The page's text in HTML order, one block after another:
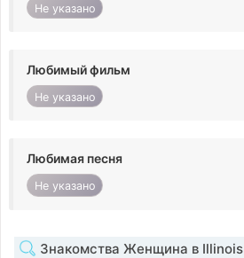
Не указано
Любимый фильм
Не указано
Любимая песня
Не указано
Знакомства Женщина в Illinois